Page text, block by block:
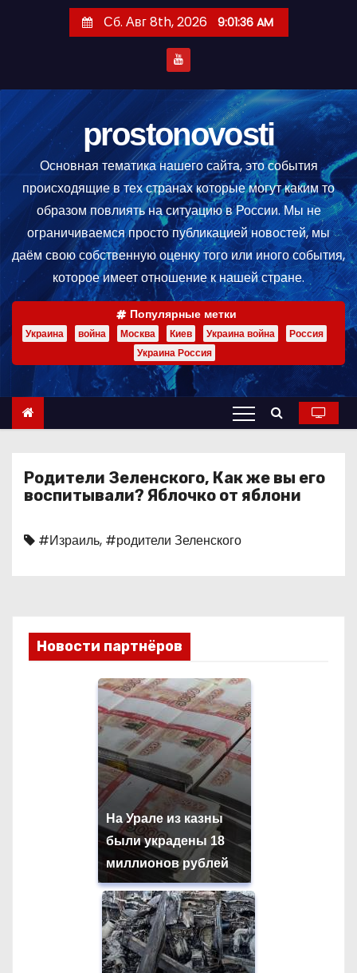
е
р
ж
м
Сб. Авг 8th, 2026 9:01:37 AM
prostonovosti
Основная тематика нашего сайта, это события
происходящие в тех странах которые могут каким то
образом повлиять на ситуацию в России. Мы не
ограничиваемся просто публикацией новостей, мы
даём свою собственную оценку того или иного события,
которое имеет отношение к нашей стране.
Популярные метки
Украина война Москва Киев Украина война
Россия
Украина Россия
Родители Зеленского, Как же вы его
воспитывали? Яблочко от яблони
#Израиль, #родители Зеленского
Новости партнёров
На Урале из казны
были украдены 18
миллионов рублей